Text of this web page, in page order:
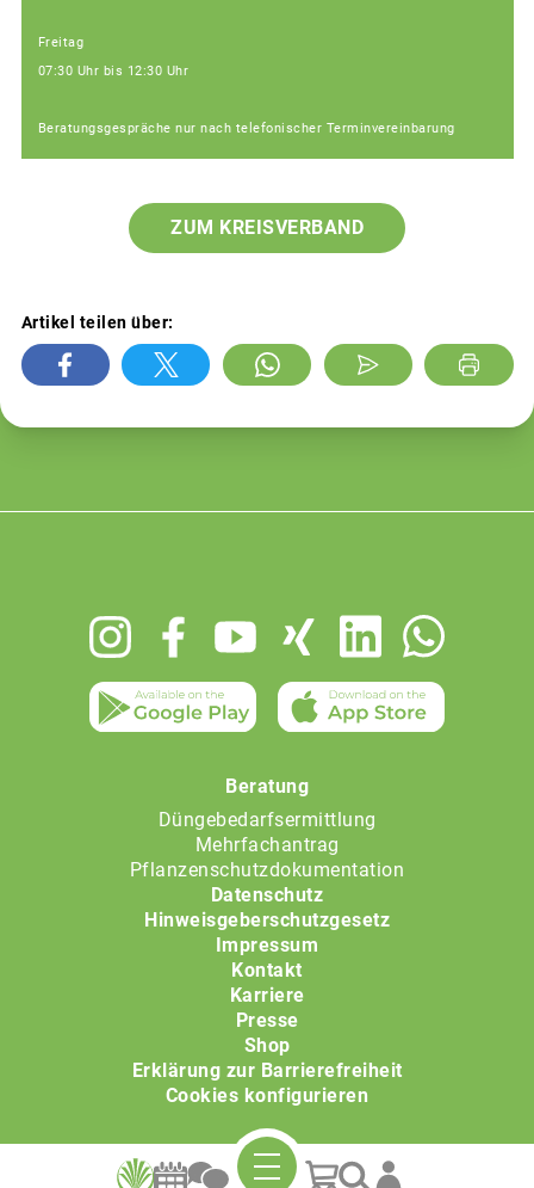
Freitag
07:30 Uhr bis 12:30 Uhr
Beratungsgespräche nur nach telefonischer Terminvereinbarung
ZUM KREISVERBAND
Artikel teilen über:
Beratung
Düngebedarfsermittlung
Mehrfachantrag
Pflanzenschutzdokumentation
Datenschutz
Hinweisgeberschutzgesetz
Impressum
Kontakt
Karriere
Presse
Shop
Erklärung zur Barrierefreiheit
Cookies konfigurieren